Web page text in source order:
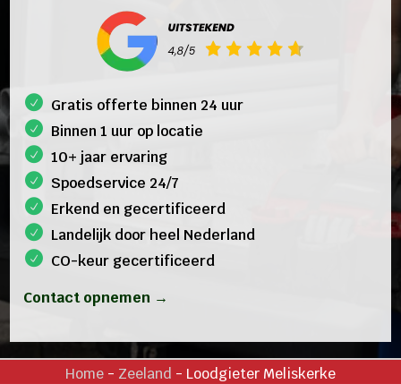
Gratis offerte binnen 24 uur
Binnen 1 uur op locatie
10+ jaar ervaring
Spoedservice 24/7
Erkend en gecertificeerd
Landelijk door heel Nederland
CO-keur gecertificeerd
Contact opnemen →
Home- Zeeland - Loodgieter Meliskerke